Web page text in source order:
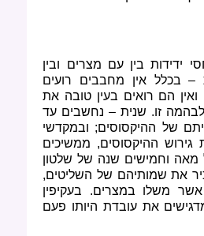
בין עם מצרים ובין
–בכלל אין מחבבים רועים
הם רואים בעין טובה את
זו. שנית –נחשבים עד
של ההיקסוסים; ובמקדשי
ההיקסוסים, ממשיכים
מאה וחמישים שנה של שלטון
את שמותיהם של השליטים,
משלו במצרים. בעקיפין
את עובדת היותו פעם